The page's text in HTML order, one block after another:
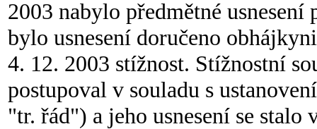
2003 nabylo předmětné
bylo usnesení doručeno
4. 12. 2003 stížnost. Stížnostní
postupoval v souladu s
"tr. řád") a jeho usnesení se stalo